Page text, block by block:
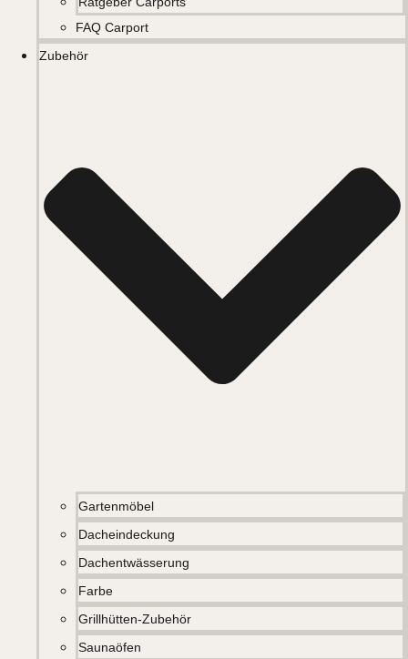
FAQ Carport
Zubehör
Gartenmöbel
Dacheindeckung
Dachentwässerung
Farbe
Grillhütten-Zubehör
Saunaöfen